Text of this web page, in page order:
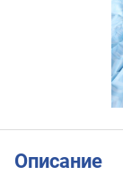
Описание